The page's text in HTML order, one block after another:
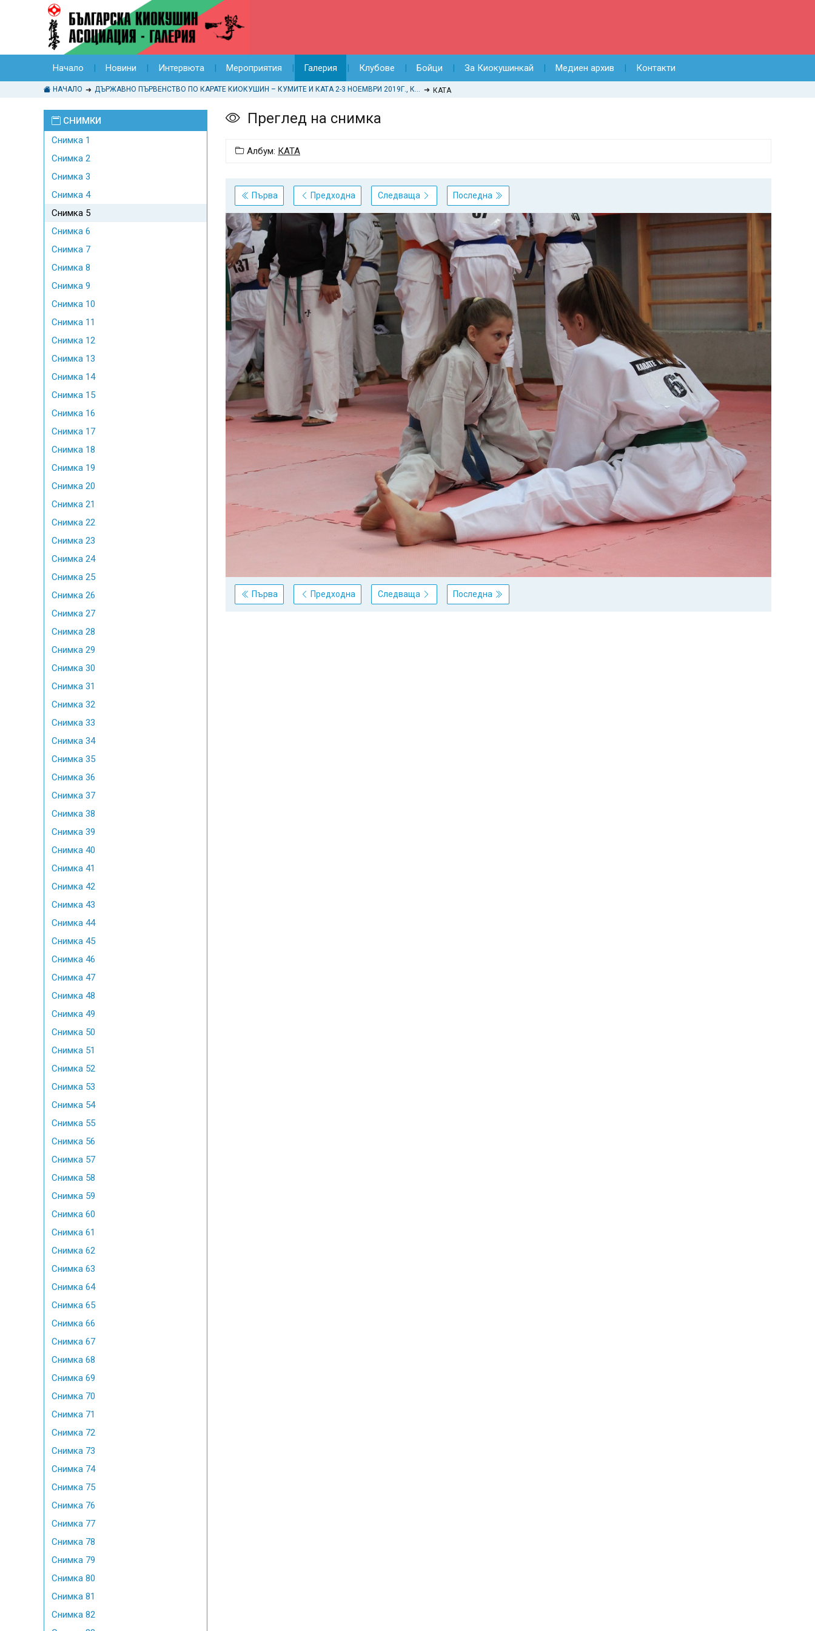
Начало Новини Интервюта Мероприятия Галерия Клубове Бойци За Киокушинкай Медиен архив Контакти
НАЧАЛО ДЪРЖАВНО ПЪРВЕНСТВО ПО КАРАТЕ КИОКУШИН – КУМИТЕ И КАТА 2-3 НОЕМВРИ 2019Г., КРАНЕВО КАТА
СНИМКИ
Снимка 1
Снимка 2
Снимка 3
Снимка 4
Снимка 5
Снимка 6
Снимка 7
Снимка 8
Снимка 9
Снимка 10
Снимка 11
Снимка 12
Снимка 13
Снимка 14
Снимка 15
Снимка 16
Снимка 17
Снимка 18
Снимка 19
Снимка 20
Снимка 21
Снимка 22
Снимка 23
Снимка 24
Снимка 25
Снимка 26
Снимка 27
Снимка 28
Снимка 29
Снимка 30
Снимка 31
Снимка 32
Снимка 33
Снимка 34
Снимка 35
Снимка 36
Снимка 37
Снимка 38
Снимка 39
Снимка 40
Снимка 41
Снимка 42
Снимка 43
Снимка 44
Снимка 45
Снимка 46
Снимка 47
Снимка 48
Снимка 49
Снимка 50
Снимка 51
Снимка 52
Снимка 53
Снимка 54
Снимка 55
Снимка 56
Снимка 57
Снимка 58
Снимка 59
Снимка 60
Снимка 61
Снимка 62
Снимка 63
Снимка 64
Снимка 65
Снимка 66
Снимка 67
Снимка 68
Снимка 69
Снимка 70
Снимка 71
Снимка 72
Снимка 73
Снимка 74
Снимка 75
Снимка 76
Снимка 77
Снимка 78
Снимка 79
Снимка 80
Снимка 81
Снимка 82
Преглед на снимка
Албум: КАТА
Първа Предходна Следваща Последна
Първа Предходна Следваща Последна